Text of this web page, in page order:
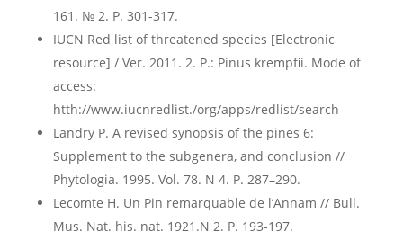
161. № 2. P. 301-317.
IUCN Red list of threatened species [Electronic
resource] / Ver. 2011. 2. P.: Pinus krempfii. Mode of
access:
htth://www.iucnredlist./org/apps/redlist/search
Landry P. A revised synopsis of the pines 6:
Supplement to the subgenera, and conclusion //
Phytologia. 1995. Vol. 78. N 4. P. 287–290.
Lecomte H. Un Pin remarquable de l’Annam // Bull.
Mus. Nat. his. nat. 1921.N 2. Р. 193-197.